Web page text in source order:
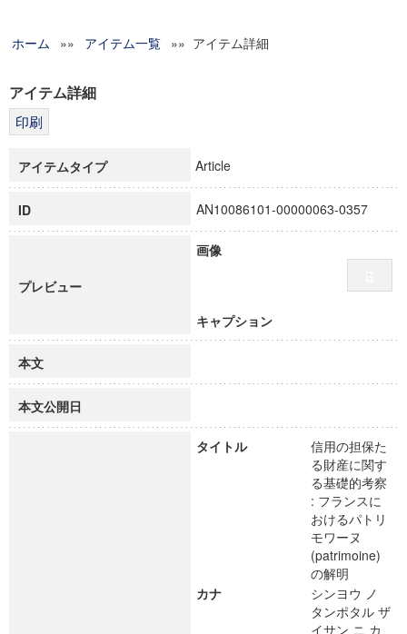
グローバルリサーチインスティテュート
科学研究費補助金研究成果報告書
博士課程教育リーディングプログラム「超成熟社会発展のサ
ホーム »» アイテム一覧 »» アイテム詳細
アイテム詳細
アイテムタイプ Article
ID AN10086101-00000063-0357
プレビュー
画像
キャプション
本文
本文公開日
タイトル
信用の担保た
る財産に関す
る基礎的考察
: フランスに
おけるパトリ
モワーヌ
(patrimoine)
の解明
カナ
シンヨウ ノ
タンポタル ザ
イサン ニ カ